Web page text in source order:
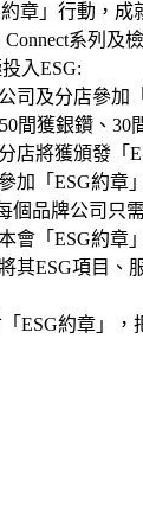
」行動，成就
Connect系列及
入ESG:
司及分店參加
間獲銀鑽、30
將獲頒發「
「ESG約章
品牌公司只
「ESG約章
ESG項目、
ESG約章」